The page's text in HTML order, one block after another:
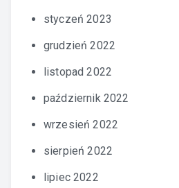
styczeń 2023
grudzień 2022
listopad 2022
październik 2022
wrzesień 2022
sierpień 2022
lipiec 2022